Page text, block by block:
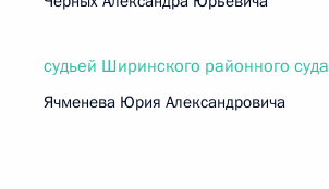
судьей Ширинского районного суда
Ячменева Юрия Александровича